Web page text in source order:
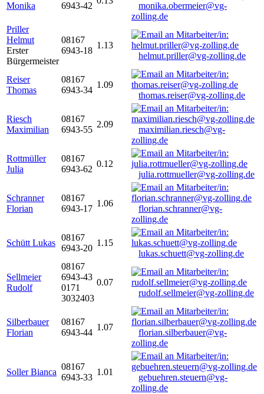
Monika
6943-42
monika.obermeier@vg-
zolling.de
Priller
Helmut
Erster
Bürgermeister
08167
6943-18
1.13
helmut.priller@vg-zolling.de
Reiser
Thomas
08167
6943-34
1.09
thomas.reiser@vg-zolling.de
Riesch
Maximilian
08167
6943-55
2.09
maximilian.riesch@vg-
zolling.de
Rottmüller
Julia
08167
6943-62
0.12
julia.rottmueller@vg-zolling.de
Schranner
Florian
08167
6943-17
1.06
florian.schranner@vg-
zolling.de
Schütt Lukas
08167
6943-20
1.15
lukas.schuett@vg-zolling.de
Sellmeier
Rudolf
08167
6943-43
0171
3032403
0.07
rudolf.sellmeier@vg-zolling.de
Silberbauer
Florian
08167
6943-44
1.07
florian.silberbauer@vg-
zolling.de
Soller Bianca
08167
6943-33
1.01
gebuehren.steuern@vg-
zolling.de